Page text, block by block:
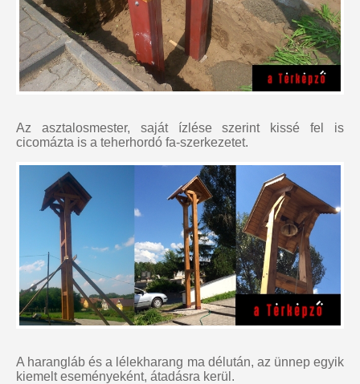
Az asztalosmester, saját ízlése szerint kissé fel is
cicomázta is a teherhordó fa-szerkezetet.
A harangláb és a lélekharang ma délután, az ünnep egyik
kiemelt eseményeként, átadásra kerül.